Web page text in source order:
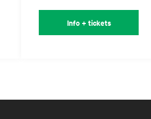
Info + tickets